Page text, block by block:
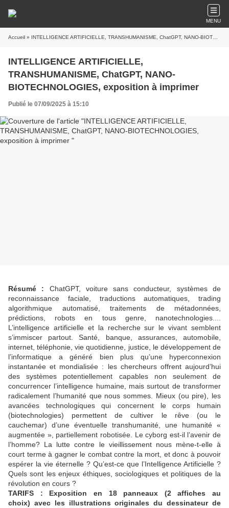
MENU
Accueil » INTELLIGENCE ARTIFICIELLE, TRANSHUMANISME, ChatGPT, NANO-BIOTECHNOLOGIES, exposition à imprimer
INTELLIGENCE ARTIFICIELLE,
TRANSHUMANISME, ChatGPT, NANO-
BIOTECHNOLOGIES, exposition à imprimer
Publié le 07/09/2025 à 15:10
Résumé : ChatGPT, voiture sans conducteur, systèmes de
reconnaissance faciale, traductions automatiques, trading
algorithmique automatisé, traitements de métadonnées,
prédictions, robots en tous genre, nanotechnologies....
L’intelligence artificielle et la recherche sur le vivant semblent
s’immiscer partout. Santé, banque, assurances, automobile,
internet, téléphonie, vie quotidienne, justice, le développement de
l’informatique a généré bien plus qu’une hyperconnexion
instantanée et mondialisée : les chercheurs offrent aujourd’hui
des systèmes potentiellement capables non seulement de
concurrencer l’intelligence humaine, mais surtout de transformer
radicalement l’humanité que nous sommes. Mieux (ou pire), les
avancées technologiques qui concernent le corps humain
(biotechnologies) permettent de cultiver le rêve (ou le
cauchemar) d’une éventuelle transhumanité, une humanité «
augmentée », partiellement robotisée. Le cyborg est-il l’avenir de
l’homme? La lutte contre le vieillissement nous mène-t-elle à
court terme à gagner le combat contre la mort, et donc à pouvoir
espérer la vie éternelle ? Qu’est-ce que l’Intelligence Artificielle ?
Quels sont les enjeux éthiques, sociologiques et politiques de la
révolution en cours ?
TARIFS : Exposition en 18 panneaux (2 affiches au
choix) avec les illustrations originales du dessinateur de